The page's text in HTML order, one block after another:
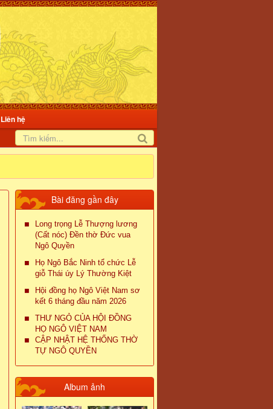
Liên hệ
Bài đăng gần đây
Long trọng Lễ Thượng lương
(Cất nóc) Đền thờ Đức vua
Ngô Quyền
Họ Ngô Bắc Ninh tổ chức Lễ
giỗ Thái úy Lý Thường Kiệt
Hội đồng họ Ngô Việt Nam sơ
kết 6 tháng đầu năm 2026
THƯ NGỎ CỦA HỘI ĐỒNG
HỌ NGÔ VIỆT NAM
CẬP NHẬT HỆ THỐNG THỜ
TỰ NGÔ QUYỀN
Album ảnh